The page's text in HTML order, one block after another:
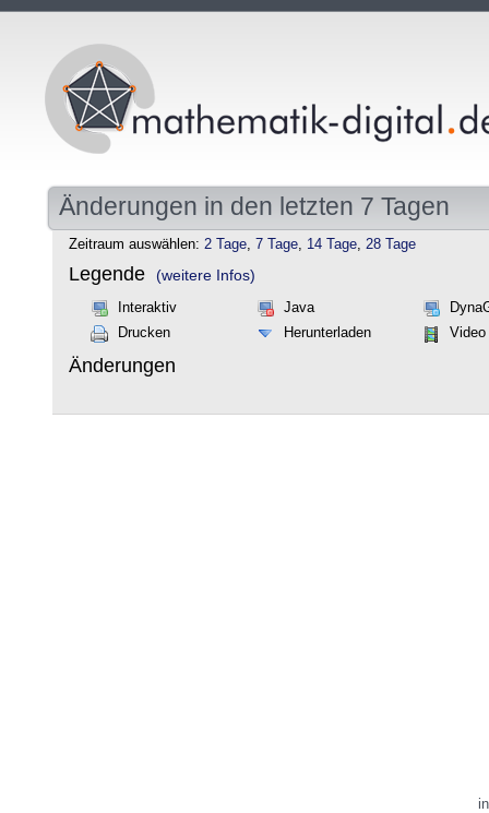
Änderungen in den letzten 7 Tagen
Zeitraum auswählen: 2 Tage, 7 Tage, 14 Tage, 28 Tage
Legende (weitere Infos)
Interaktiv Java
Drucken
Herunterladen Video
Änderungen